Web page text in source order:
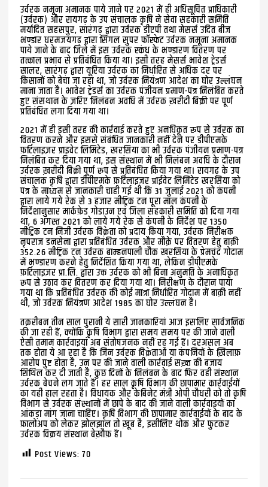
उर्वरक नमूना अमानक पाये जाने पर 2021 में ही अधिसूचित प्राधिकारी
(उर्वरक) और रायगढ़ के उप संचालक कृषि ने सेवा सहकारी समिति
मर्यादित सहसपुर, सारंगढ़ द्वारा उर्वरक डीएपी तथा मेसर्स उदित बीज
भण्डार धरमजयगढ़ द्वारा सिंगल सुपर फॉस्फेट उर्वरक नमूना अमानक
पाये जाने के बाद जिले में इस उर्वरक स्कंध के भण्डारण वितरण पर
तत्काल प्रभाव से प्रतिबंधित किया था। इसी तरह मेसर्स भावेश ट्रेडर्स
सालर, सारंगढ़ द्वारा यूरिया उर्वरक का निर्धारित से अधिक दर पर
किसानों को बेचा जा रहा था, जो उर्वरक नियंत्रण आदेश का घोर उल्लंघन
माना जाता है। भावेश ट्रेडर्स का उर्वरक पंजीयन प्रमाण-पत्र निलंबित करते
हुए संसथान के ज़रिए निलंबन अवधि में उर्वरक ख़रीदी बिक्री पर पूर्ण
प्रतिबंधित लगा दिया गया था।
2021 में ही इसी तरह की कार्रवाई करते हुए अनधिकृत रूप से उर्वरक का
वितरण करने और इससे संबंधित जानकारी नहीं देने पर डीपीएमके
फ़र्टिलाइज़र प्राइवेट लिमिटेड, खरसिया का भी उर्वरक पंजीयन प्रमाण-पत्र
निलंबित कर दिया गया था, इस संस्थान में भी निलंबन अवधि के दौरान
उर्वरक ख़रीदी बिक्री पूर्ण रूप से प्रतिबंधित किया गया था। रायगढ़ के उप
संचालक कृषि द्वारा डीपीएमके फ़र्टिलाइज़र प्राईवेट लिमिटेड खरसिया को
पत्र के माध्यम से जानकारी चाही गई थी कि 31 जुलाई 2021 को कंपनी
द्वारा लाये गये रेक से 3 हजार मीट्रिक टन पूरा माल कंपनी के
निर्देशानुसार मार्कफ़ेड गोडाउन एवं जिला सहकारी समिति को दिया गया
था, 6 अगस्त 2021 को लाये गये रेक से कंपनी के निर्देश पर 1350
मीट्रिक टन निजी उर्वरक विक्रेता को प्रदाय किया गया, उर्वरक निरीक्षक
नृपराज डनसेना द्वारा प्रतिबंधित उर्वरक और मौक़े पर वितरण हेतु बाक़ी
352.26 मीट्रिक टन उर्वरक बाम्हनपाली चौक खरसिया के प्रेमचंद गोदाम
में भण्डारण करने हेतु निर्देशित किया गया था, लेकिन डीपीएमके
फ़र्टिलाइज़र प्रा.लि. द्वारा उक्त उर्वरक को भी बिना अनुमति के अनाधिकृत
रूप से उठाव कर वितरण कर दिया गया था। निरीक्षण के दौरान पाया
गया था कि प्रतिबंधित उर्वरक की कोई मात्रा निर्धारित गोदाम में बाक़ी नहीं
थी, जो उर्वरक नियंत्रण आदेश 1985 का घोर उल्लंघन है।
तक़रीबन तीन साल पुरानी ये सारी जानकारियां आज इसलिए सार्वजनिक
की जा रही हैं, क्योंकि कृषि विभाग द्वारा समय समय पर की जाने वाली
ऐसी तमाम कार्रवाइयां अब संतोषजनक नहीं रह गई हैं। दरअसल अब
तक होता ये आ रहा है कि जिन उर्वरक विक्रेताओं या कंपनियों के ख़िलाफ़
आरोप पुष्ट होता है, उन पर की जाने वाली कार्रवाई सख़्त की बजाय
शिथिल कर दी जाती है, कुछ दिनों के निलंबन के बाद फिर वही संस्थान
उर्वरक बेचने लग जाते हैं। हर साल कृषि विभाग की छापामार कार्रवाईयों
का यही हाल रहता है। विधायक और केबिनेट मंत्री ओपी चौधरी को तो कृषि
विभाग से उर्वरक संस्थानों में छापे के बाद की जाने वाली कार्रवाइयों का
आंकड़ा मांग जाना चाहिए। कृषि विभाग की छापामार कार्रवाईयों के बाद के
फ़ालोअप को लेकर झोलझाल तो ख़ूब है, इसीलिए थोक और फुटकर
उर्वरक विक्रय संस्थान बेख़ौफ़ हैं।
Post Views: 70